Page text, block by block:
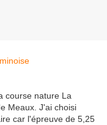
course nature La
Meaux. J'ai choisi
car l'épreuve de 5,25